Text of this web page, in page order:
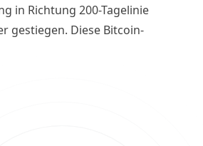
in Richtung 200-Tagelinie
gestiegen. Diese Bitcoin-